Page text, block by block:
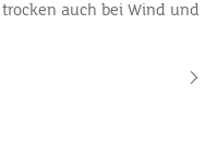
auch bei Wind und